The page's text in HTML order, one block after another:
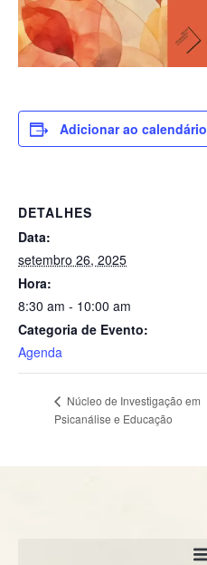
Adicionar ao calendário
DETALHES
Data:
setembro 26, 2025
Hora:
8:30 am - 10:00 am
Categoria de Evento:
Agenda
Núcleo de Investigação em
Psicanálise e Educação